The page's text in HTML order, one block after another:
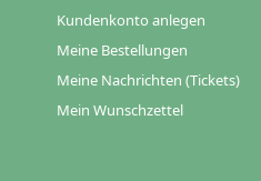
Kundenkonto anlegen
Meine Bestellungen
Meine Nachrichten (Tickets)
Mein Wunschzettel